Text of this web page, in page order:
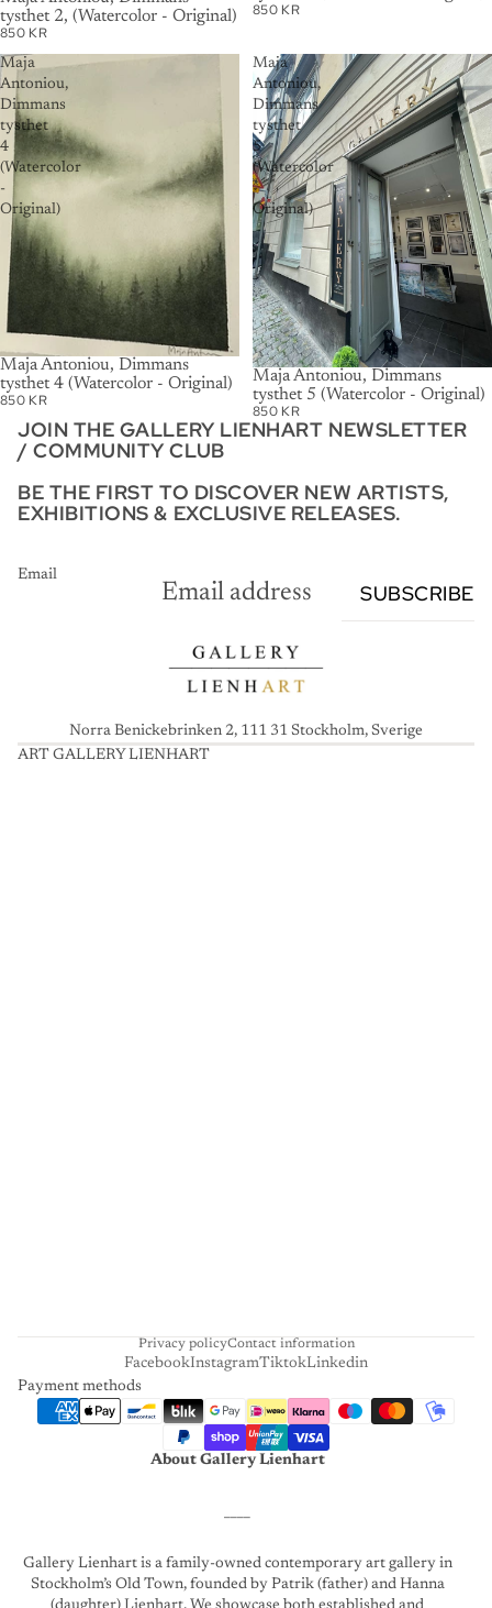
tysthet 2, (Watercolor - Original)
850 KR
850 KR
Maja
Antoniou,
Dimmans
tysthet
4
(Watercolor
-
Original)
SOLD OUT
Maja Antoniou, Dimmans
tysthet 4 (Watercolor - Original)
850 KR
Maja
Antoniou,
Dimmans
tysthet
5
(Watercolor
-
Original)
Maja Antoniou, Dimmans
tysthet 5 (Watercolor - Original)
850 KR
JOIN THE GALLERY LIENHART NEWSLETTER
/ COMMUNITY CLUB
BE THE FIRST TO DISCOVER NEW ARTISTS,
EXHIBITIONS & EXCLUSIVE RELEASES.
Email
SUBSCRIBE
Norra Benickebrinken 2, 111 31 Stockholm, Sverige
ART GALLERY LIENHART
Privacy policyContact information
FacebookInstagramTiktokLinkedin
Payment methods
About Gallery Lienhart
Gallery Lienhart is a family-owned contemporary art gallery in
Stockholm’s Old Town, founded by Patrik (father) and Hanna